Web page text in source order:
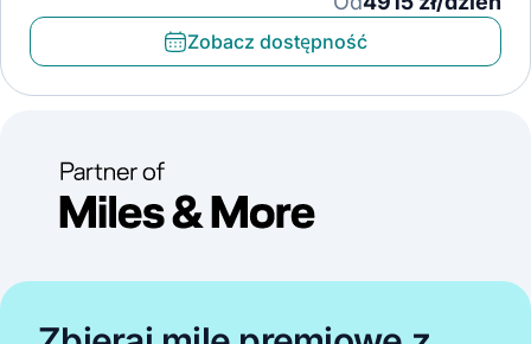
Zobacz dostępność